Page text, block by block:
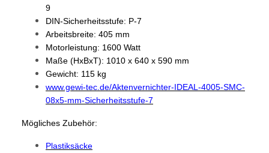
9
DIN-Sicherheitsstufe: P-7
Arbeitsbreite: 405 mm
Motorleistung: 1600 Watt
Maße (HxBxT): 1010 x 640 x 590 mm
Gewicht: 115 kg
www.gewi-tec.de/Aktenvernichter-IDEAL-4005-SMC-
08x5-mm-Sicherheitsstufe-7
Mögliches Zubehör:
Plastiksäcke